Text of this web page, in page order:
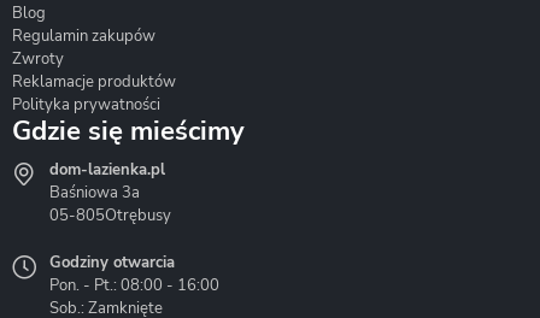
Hydrostop
Blog
Regulamin zakupów
Zwroty
Reklamacje produktów
Polityka prywatności
Gdzie się mieścimy
dom-lazienka.pl
Baśniowa 3a
05-805Otrębusy
Godziny otwarcia
Pon. - Pt.: 08:00 - 16:00
Sob.: Zamknięte